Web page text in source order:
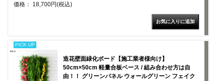
価格： 18,700円(税込)
PICK UP
造花壁面緑化ボード【施工業者様向け】
50cm×50cm 軽量合板ベース / 組み合わせ方は自
由！！ グリーンパネル ウォールグリーン フェイク